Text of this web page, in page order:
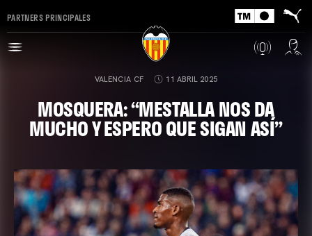
PARTNERS PRINCIPALES
VALENCIA CF 11 ABRIL 2025
MOSQUERA: “MESTALLA NOS DA
MUCHO Y ESPERO QUE SIGAN ASÍ”